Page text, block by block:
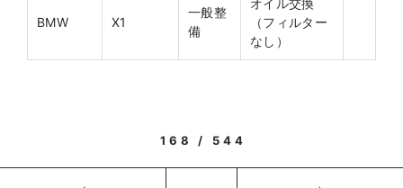
BMW X1
一般整
備
（フィルター
なし）
168 / 544